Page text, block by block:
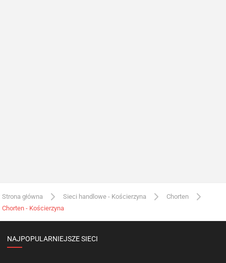
Strona główna Sieci handlowe - Kościerzyna
Chorten
Chorten - Kościerzyna
NAJPOPULARNIEJSZE SIECI